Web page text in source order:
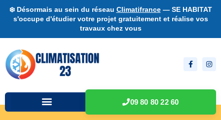
❄️ Désormais au sein du réseau Climatifrance— SE HABITAT
s'occupe d'étudier votre projet gratuitement et réalise vos
travaux chez vous
09 80 80 22 60